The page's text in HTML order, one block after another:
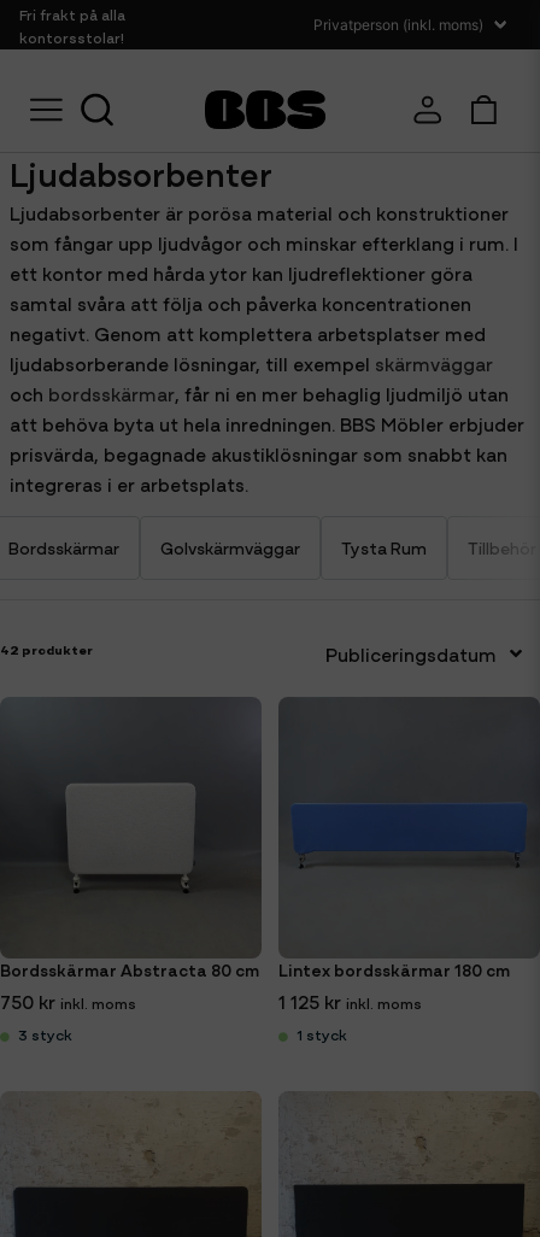
Fri frakt på alla
kontorsstolar!
Hem Ljudabsorbenter
Ljudabsorbenter
Ljudabsorbenter är porösa material och konstruktioner
som fångar upp ljudvågor och minskar efterklang i rum. I
ett kontor med hårda ytor kan ljudreflektioner göra
samtal svåra att följa och påverka koncentrationen
negativt. Genom att komplettera arbetsplatser med
ljudabsorberande lösningar, till exempel skärmväggar
och bordsskärmar, får ni en mer behaglig ljudmiljö utan
att behöva byta ut hela inredningen. BBS Möbler erbjuder
prisvärda, begagnade akustiklösningar som snabbt kan
integreras i er arbetsplats.
Bordsskärmar Golvskärmväggar Tysta Rum Tillbehör
42 produkter Publiceringsdatum
Bordsskärmar Abstracta 80 cm
750 kr
3 styck
Lintex bordsskärmar 180 cm
1 125 kr
1 styck